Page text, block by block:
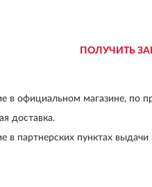
ПОЛУЧИТЬ
в официальном магазине, по
доставка.
в партнерских пунктах